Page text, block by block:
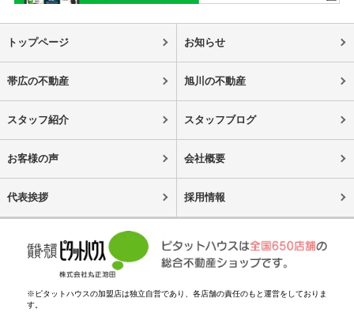
トップページ お知らせ
帯広の不動産 旭川の不動産
スタッフ紹介 スタッフブログ
お客様の声 会社概要
代表挨拶 採用情報
※ピタットハウスの加盟店は独立自営であり、各店舗の責任のもと運営をしておりま
す。